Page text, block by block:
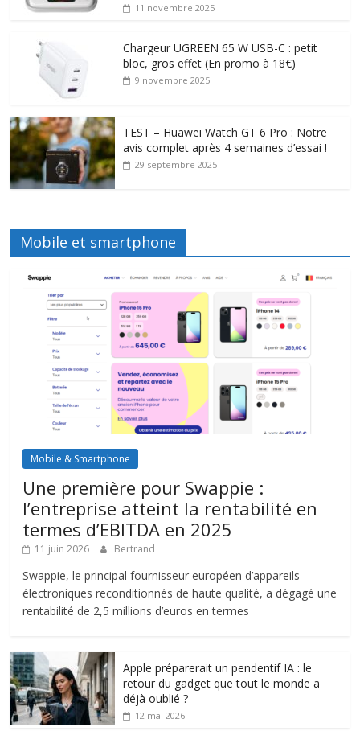
11 novembre 2025
Chargeur UGREEN 65 W USB-C : petit
bloc, gros effet (En promo à 18€)
9 novembre 2025
TEST – Huawei Watch GT 6 Pro : Notre
avis complet après 4 semaines d’essai !
29 septembre 2025
Mobile et smartphone
Mobile & Smartphone
Une première pour Swappie :
l’entreprise atteint la rentabilité en
termes d’EBITDA en 2025
11 juin 2026 Bertrand
Swappie, le principal fournisseur européen d’appareils
électroniques reconditionnés de haute qualité, a dégagé une
rentabilité de 2,5 millions d’euros en termes
Apple préparerait un pendentif IA : le
retour du gadget que tout le monde a
déjà oublié ?
12 mai 2026